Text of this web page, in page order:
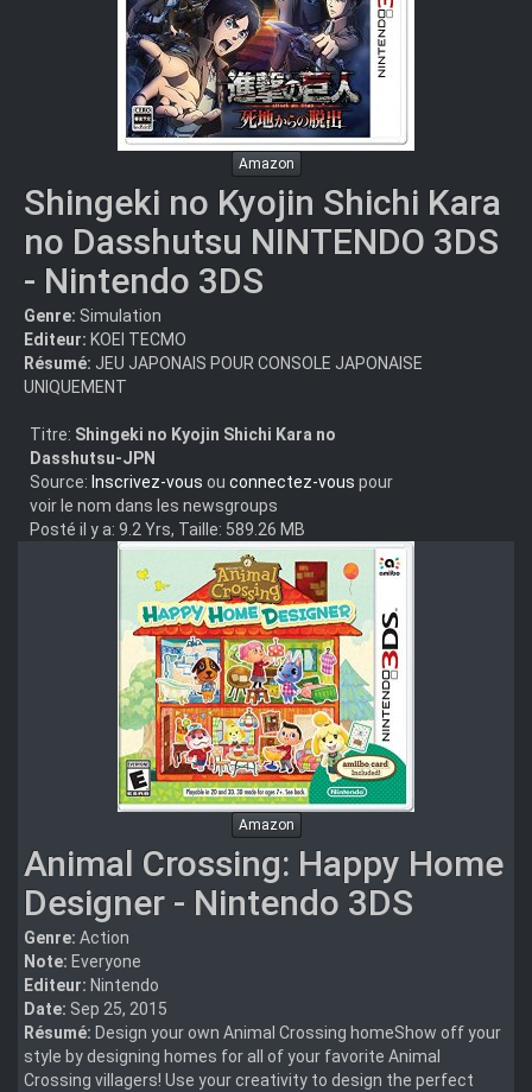
Amazon
Shingeki no Kyojin Shichi Kara
no Dasshutsu NINTENDO 3DS
- Nintendo 3DS
Genre: Simulation
Editeur: KOEI TECMO
Résumé: JEU JAPONAIS POUR CONSOLE JAPONAISE
UNIQUEMENT
Titre: Shingeki no Kyojin Shichi Kara no
Dasshutsu-JPN
Source: Inscrivez-vous ou connectez-vous pour
voir le nom dans les newsgroups
Posté il y a: 9.2 Yrs, Taille: 589.26 MB
Amazon
Animal Crossing: Happy Home
Designer - Nintendo 3DS
Genre: Action
Note: Everyone
Editeur: Nintendo
Date: Sep 25, 2015
Résumé: Design your own Animal Crossing homeShow off your
style by designing homes for all of your favorite Animal
Crossing villagers! Use your creativity to design the perfect